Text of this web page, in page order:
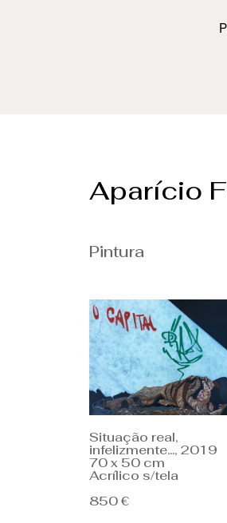
Aparício
Pintura
Situação real,
infelizmente..., 2019
70 x 50 cm
Acrílico s/tela
850 €